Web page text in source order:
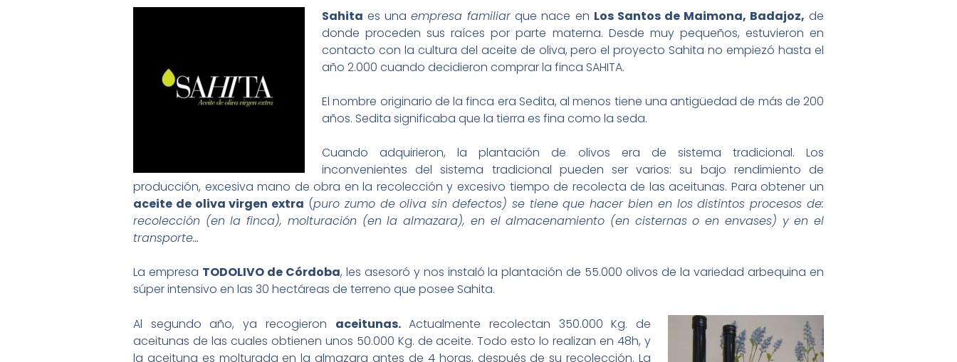
Sahita es unaempresa familiar que nace en Los Santos de Maimona, Badajoz, de
donde proceden sus raíces por parte materna. Desde muy pequeños, estuvieron en
contacto con la cultura del aceite de oliva, pero el proyecto Sahita no empiezó hasta el
año 2.000 cuando decidieron comprar la finca SAHITA.
El nombre originario de la finca era Sedita, al menos tiene una antigüedad de más de 200
años. Sedita significaba que la tierra es fina como la seda.
Cuando adquirieron, la plantación de olivos era de sistema tradicional. Los
inconvenientes del sistema tradicional pueden ser varios: su bajo rendimiento de
producción, excesiva mano de obra en la recolección y excesivo tiempo de recolecta de las aceitunas. Para obtener un
aceite de oliva virgen extra (puro zumo de oliva sin defectos) se tiene que hacer bien en los distintos procesos de:
recolección (en la finca), molturación (en la almazara), en el almacenamiento (en cisternas o en envases) y en el
transporte…
La empresa TODOLIVO de Córdoba, les asesoró y nos instaló la plantación de 55.000 olivos de la variedad arbequina en
súper intensivo en las 30 hectáreas de terreno que posee Sahita.
Al segundo año, ya recogieron aceitunas.Actualmente recolectan 350.000 Kg. de
aceitunas de las cuales obtienen unos 50.000 Kg. de aceite. Todo esto lo realizan en 48h, y
la aceituna es molturada en la almazara antes de 4 horas, después de su recolección. La